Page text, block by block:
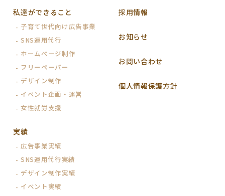
私達ができること
子育て世代向け広告事業
SNS運用代行
ホームページ制作
フリーペーパー
デザイン制作
イベント企画・運営
女性就労支援
実績
広告事業実績
SNS運用代行実績
デザイン制作実績
イベント実績
採用情報
お知らせ
お問い合わせ
個人情報保護方針